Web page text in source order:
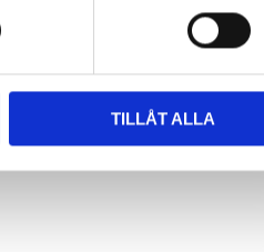
TILLÅT ALLA